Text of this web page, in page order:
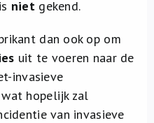
niet gekend.
dan ook op om
uit te voeren naar de
invasieve
wat hopelijk zal
van invasieve